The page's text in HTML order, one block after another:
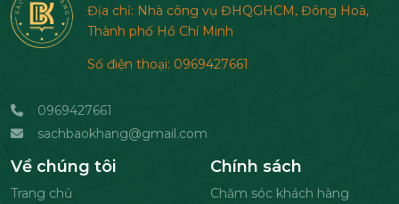
Địa chỉ: Nhà công vụ ĐHQGHCM, Đông Hoà,
Thành phố Hồ Chí Minh
Số điện thoại: 0969427661
0969427661
sachbaokhang@gmail.com
Về chúng tôi
Trang chủ
Chính sách
Chăm sóc khách hàng